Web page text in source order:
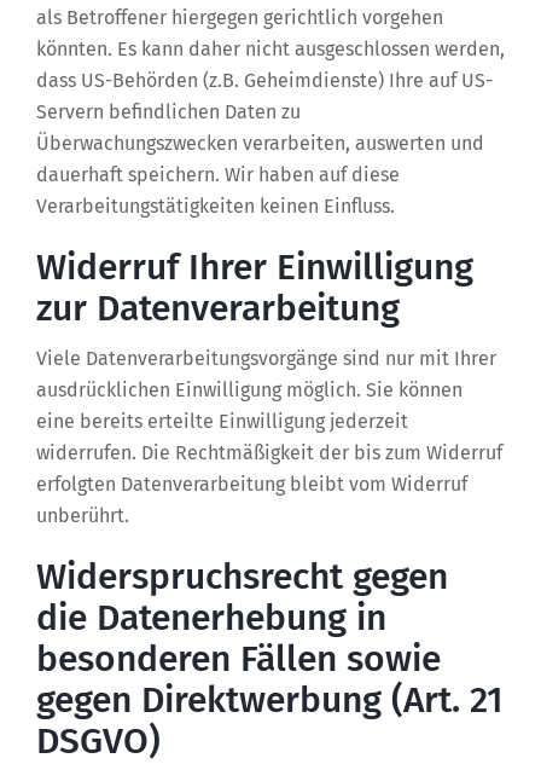
als Betroffener hiergegen gerichtlich vorgehen
könnten. Es kann daher nicht ausgeschlossen werden,
dass US-Behörden (z.B. Geheimdienste) Ihre auf US-
Servern befindlichen Daten zu
Überwachungszwecken verarbeiten, auswerten und
dauerhaft speichern. Wir haben auf diese
Verarbeitungstätigkeiten keinen Einfluss.
Widerruf Ihrer Einwilligung
zur Datenverarbeitung
Viele Datenverarbeitungsvorgänge sind nur mit Ihrer
ausdrücklichen Einwilligung möglich. Sie können
eine bereits erteilte Einwilligung jederzeit
widerrufen. Die Rechtmäßigkeit der bis zum Widerruf
erfolgten Datenverarbeitung bleibt vom Widerruf
unberührt.
Widerspruchsrecht gegen
die Datenerhebung in
besonderen Fällen sowie
gegen Direktwerbung (Art. 21
DSGVO)